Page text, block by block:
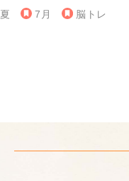
夏 7月 脳トレ